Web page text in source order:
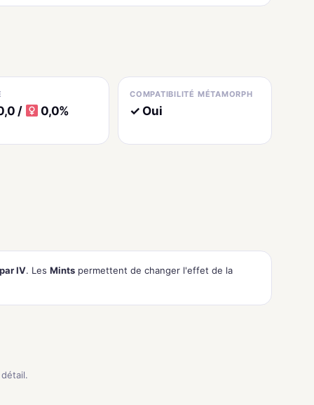
/ 0,0%
COMPATIBILITÉ MÉTAMORPH
✓ Oui
IV. Les Mints permettent de changer l'effet de la